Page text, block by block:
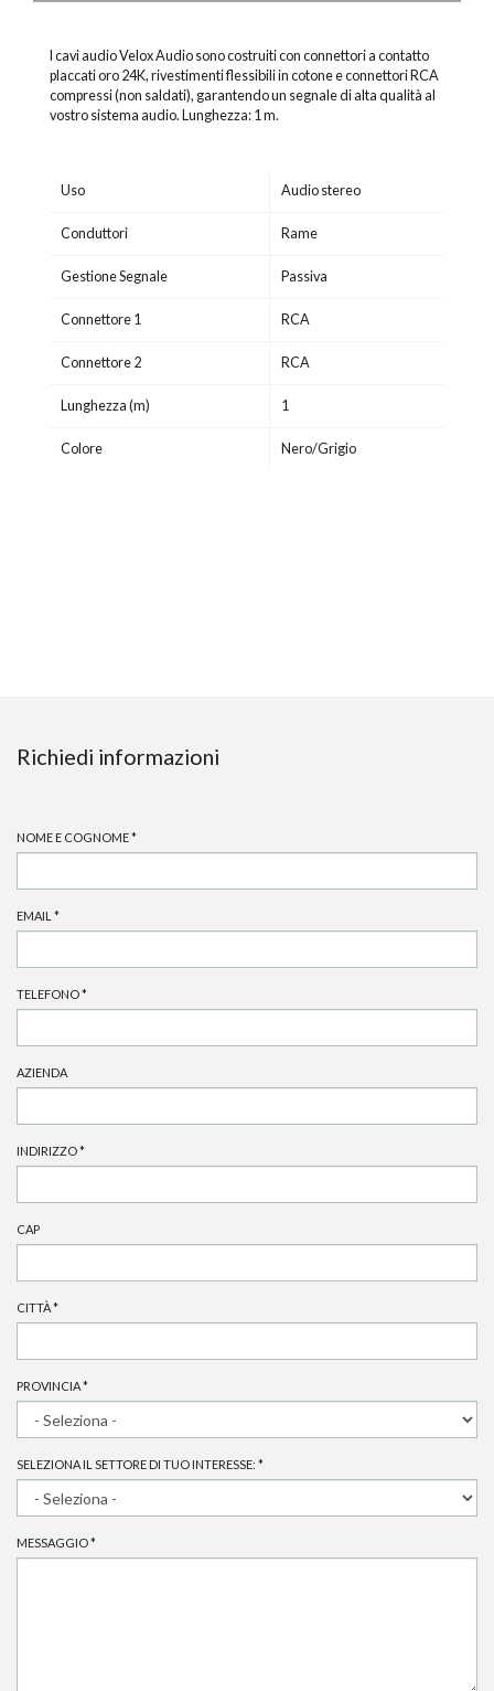
I cavi audio Velox Audio sono costruiti con connettori a contatto
placcati oro 24K, rivestimenti flessibili in cotone e connettori RCA
compressi (non saldati), garantendo un segnale di alta qualità al
vostro sistema audio. Lunghezza: 1 m.
Uso Audio stereo
Conduttori Rame
Gestione Segnale Passiva
Connettore 1 RCA
Connettore 2 RCA
Lunghezza (m) 1
Colore Nero/Grigio
Richiedi informazioni
NOME E COGNOME*
EMAIL *
TELEFONO*
AZIENDA
INDIRIZZO*
CAP
CITTÀ*
PROVINCIA*
SELEZIONA IL SETTORE DI TUO INTERESSE: *
MESSAGGIO*